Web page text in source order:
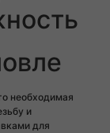
необходимая
и
для